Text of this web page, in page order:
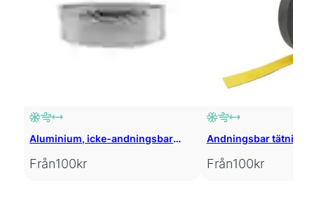
Aluminium, icke-andningsbar
Från100kr
Andningsbar
Från100kr